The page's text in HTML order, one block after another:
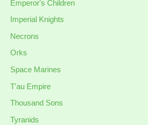
Emperor's Children
Imperial Knights
Necrons
Orks
Space Marines
T'au Empire
Thousand Sons
Tyranids